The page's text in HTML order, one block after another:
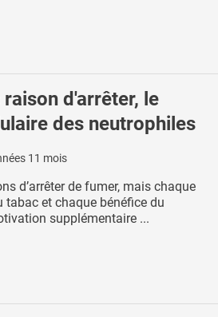
raison d'arrêter, le
des neutrophiles
11 mois
d’arrêter de fumer, mais chaque
et chaque bénéfice du
supplémentaire ...